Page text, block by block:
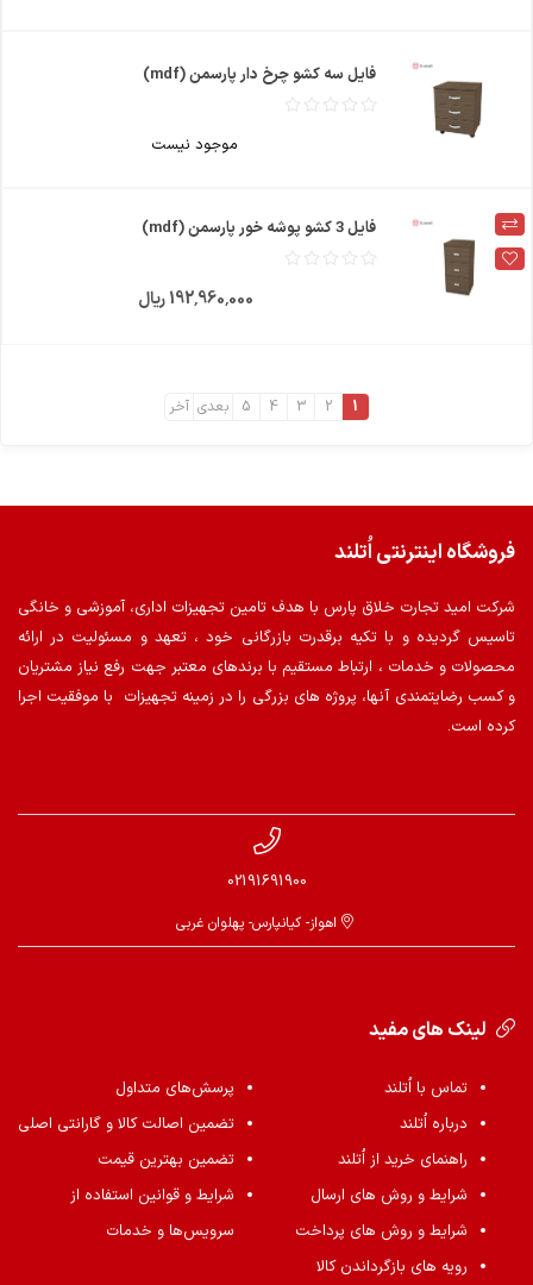
فایل سه کشو چرخ دار پارسمن (mdf)
موجود نیست
فایل 3 کشو پوشه خور پارسمن (mdf)
192٬960٬000 ریال
1
2
3
4
5 بعدی آخر
فروشگاه اینترنتی اُتلند
شرکت امید تجارت خلاق پارس با هدف تامین تجهیزات اداری، آموزشی و خانگی
تاسیس گردیده و با تکیه برقدرت بازرگانی خود ، تعهد و مسئولیت در ارائه
محصولات و خدمات ، ارتباط مستقیم با برندهای معتبر جهت رفع نیاز مشتریان
و کسب رضایتمندی آنها، پروژه های بزرگی را در زمینه تجهیزات با موفقیت اجرا
کرده است.
02191691900
اهواز- کیانپارس- پهلوان غربی
لینک های مفید
تماس با اُتلند
درباره اُتلند
راهنمای خرید از اُتلند
شرایط و روش های ارسال
شرایط و روش های پرداخت
رویه های بازگرداندن کالا
پرسش‌های متداول
تضمین اصالت کالا و گارانتی اصلی
تضمین بهترین قیمت
شرایط و قوانین استفاده از
سرویس‌ها و خدمات